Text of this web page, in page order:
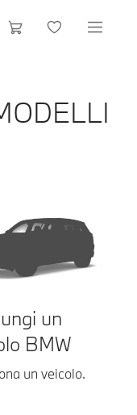
un
BMW
un veicolo.